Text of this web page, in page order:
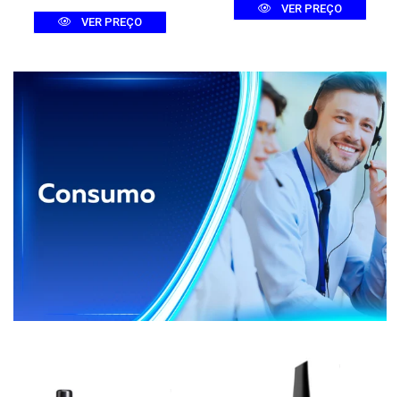
VER PREÇO
VER PREÇO